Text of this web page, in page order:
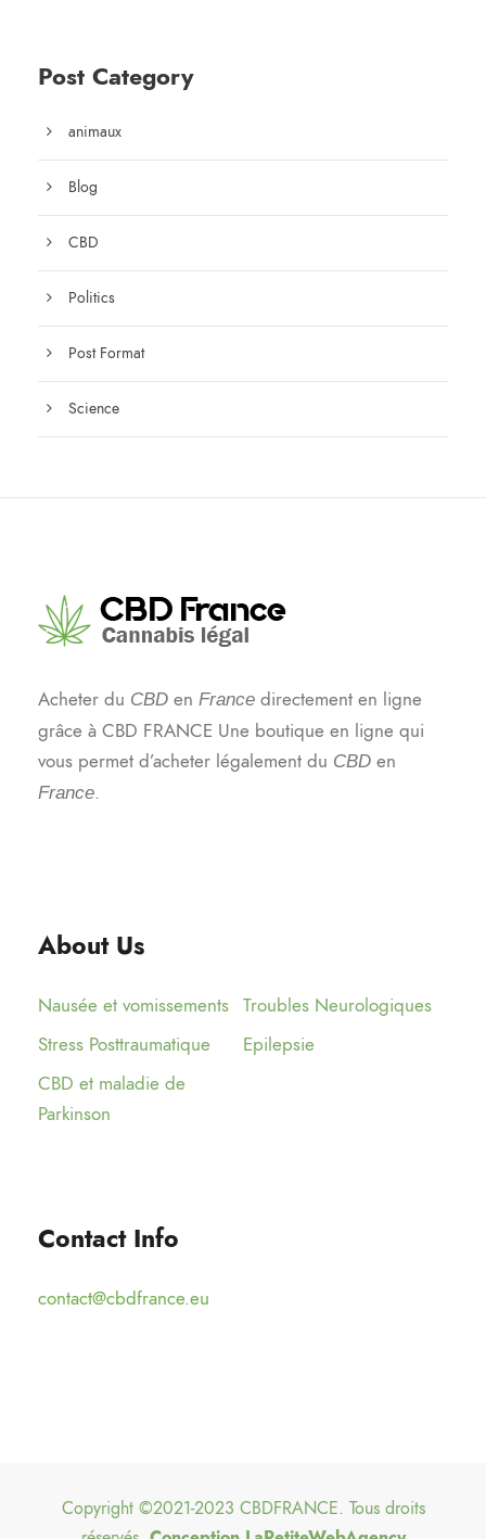
Post Category
animaux
Blog
CBD
Politics
Post Format
Science
Acheter du CBD en France directement en ligne
grâce à CBD FRANCE Une boutique en ligne qui
vous permet d’acheter légalement du CBD en
France.
About Us
Nausée et vomissements Troubles Neurologiques
Stress Posttraumatique
Epilepsie
CBD et maladie de
Parkinson
Contact Info
contact@cbdfrance.eu
Copyright ©2021-2023 CBDFRANCE. Tous droits